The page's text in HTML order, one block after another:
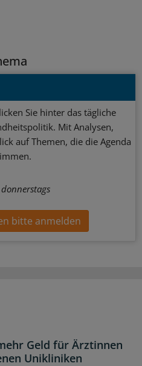
Sie hinter das tägliche
Mit Analysen,
auf Themen, die die Agenda
bitte anmelden
Geld für Ärztinnen
Unikliniken